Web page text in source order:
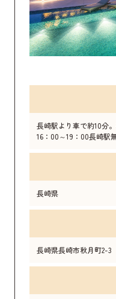
長崎駅より車で約10分
16：00～19：00長崎駅
長崎県
長崎県長崎市秋月町2-3